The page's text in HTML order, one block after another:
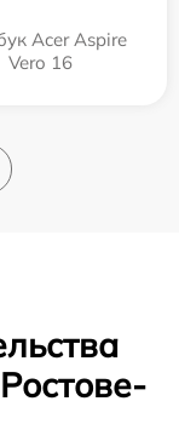
Acer Aspire
Vero 16